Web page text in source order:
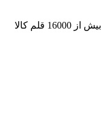
بیش از 16000 قلم کالا